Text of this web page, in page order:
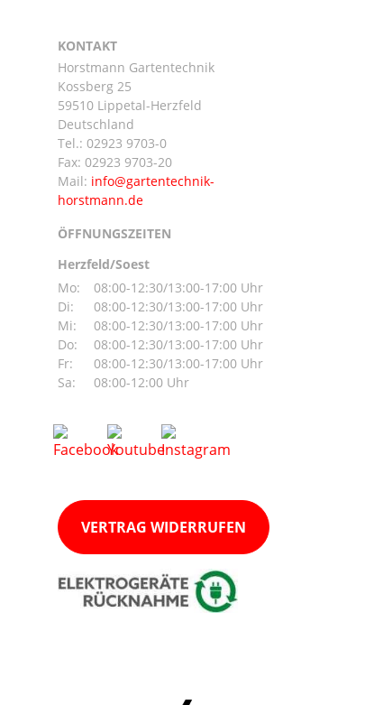
KONTAKT
Horstmann Gartentechnik
Kossberg 25
59510 Lippetal-Herzfeld
Deutschland
Tel.: 02923 9703-0
Fax: 02923 9703-20
Mail:
ÖFFNUNGSZEITEN
Herzfeld/Soest
Mo:
08:00-12:30/13:00-17:00 Uhr
Di:
08:00-12:30/13:00-17:00 Uhr
Mi:
08:00-12:30/13:00-17:00 Uhr
Do:
08:00-12:30/13:00-17:00 Uhr
Fr:
08:00-12:30/13:00-17:00 Uhr
Sa:
08:00-12:00 Uhr
VERTRAG WIDERRUFEN